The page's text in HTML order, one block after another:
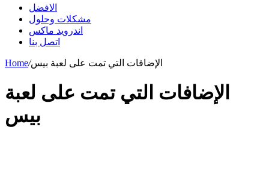
الافضل
مشكلات وحلول
اندرويد ماكس
اتصل بنا
Home/الإضافات التي تمت على لعبة بيس
الإضافات التي تمت على لعبة
بيس